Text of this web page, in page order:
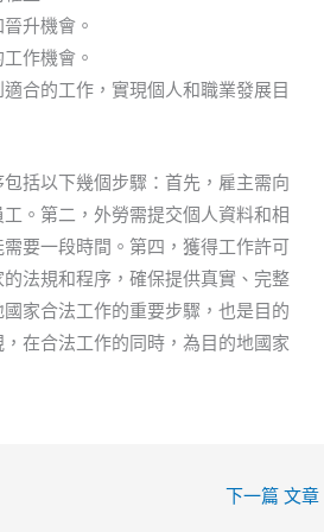
升機會。
作機會。
合的工作，實現個人和職業發展目
括以下幾個步驟：首先，雇主需向
。第二，外勞需提交個人資料和相
要一段時間。第四，獲得工作許可
法規和程序，確保提供真實、完整
家合法工作的重要步驟，也是目的
在合法工作的同時，為目的地國家
下一篇 文章